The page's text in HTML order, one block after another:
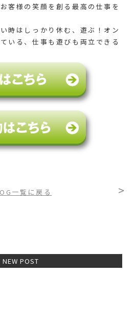
客様の笑顔を創る最高の仕事を
時はしっかり休む、遊ぶ！オン
いる、仕事も遊びも両立できる
一覧に戻る >
NEW POST